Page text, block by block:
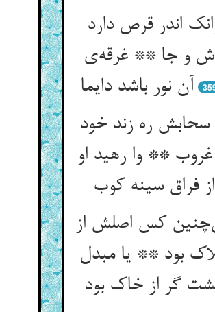
اندر قرص دارد
و جا ** غرقه‌ی
آن نور باشد دایما
سحابش ره زند خود
غروب ** وا رهید او
از فراق سینه کوب
کس اصلش از
بود ** یا مبدل
گر از خاک بود